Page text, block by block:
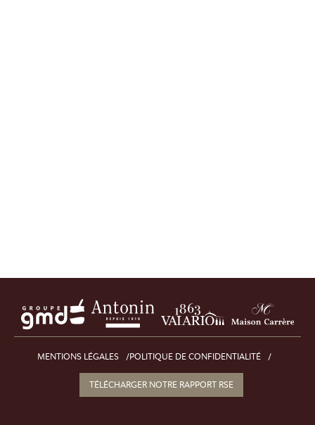
MENTIONS LÉGALES POLITIQUE DE CONFIDENTIALITÉ
TÉLÉCHARGER NOTRE RAPPORT RSE